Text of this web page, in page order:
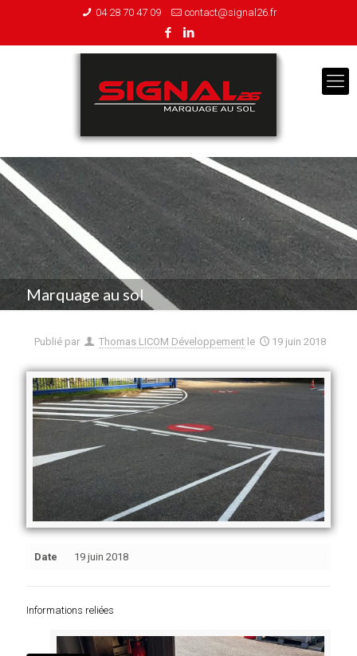
04 28 70 47 09 contact@signal26.fr
Marquage au sol
Publié par Thomas LICOM Développement le 19 juin 2018
Date 19 juin 2018
Informations reliées